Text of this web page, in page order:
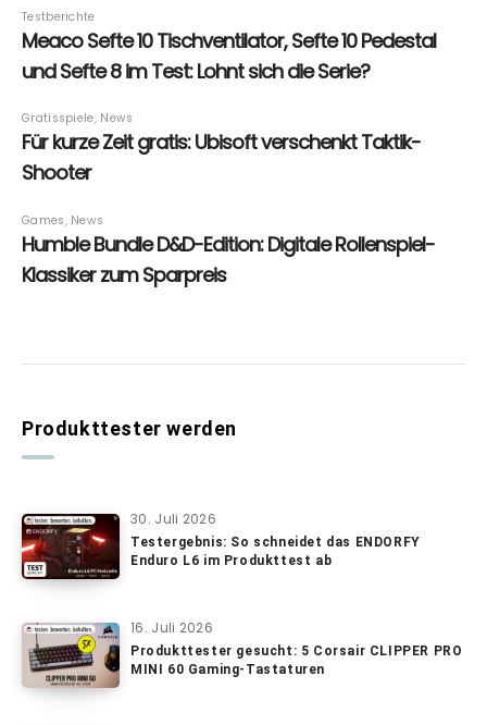
Produkttester werden
30. Juli 2026
Testergebnis: So schneidet das ENDORFY
Enduro L6 im Produkttest ab
16. Juli 2026
Produkttester gesucht: 5 Corsair CLIPPER PRO
MINI 60 Gaming-Tastaturen